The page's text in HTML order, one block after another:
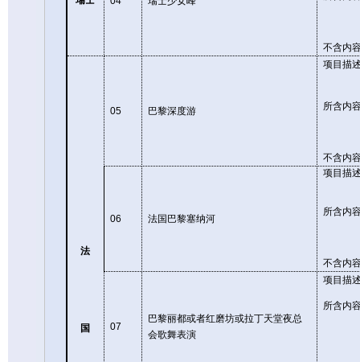
不含内
法
国
05 巴黎深度游
项目描
所含内
不含内
06 法国巴黎塞纳河
项目描
所含内
不含内
07
巴黎丽都或者红磨坊或拉丁天堂夜总
会歌舞表演
项目描
所含内